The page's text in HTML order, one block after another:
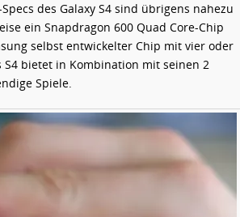
des Galaxy S4 sind übrigens nahezu
ein Snapdragon 600 Quad Core-Chip
selbst entwickelter Chip mit vier oder
bietet in Kombination mit seinen 2
Spiele.